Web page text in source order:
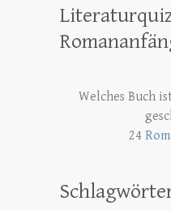
Welches Buch
24